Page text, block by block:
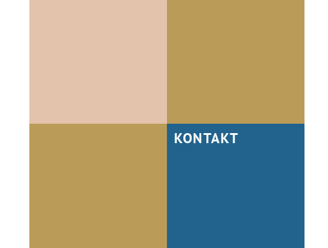
KONTAKT